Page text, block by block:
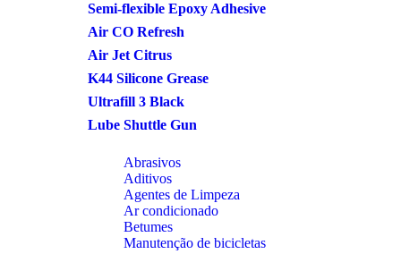
Semi-flexible Epoxy Adhesive
Air CO Refresh
Air Jet Citrus
K44 Silicone Grease
Ultrafill 3 Black
Lube Shuttle Gun
Abrasivos
Aditivos
Agentes de Limpeza
Ar condicionado
Betumes
Manutenção de bicicletas